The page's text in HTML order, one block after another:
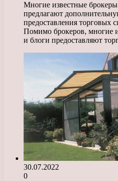
Многие известные
предлагают
предоставления торговых
Помимо брокеров, многие
и блоги предоставляют
30.07.2022
0